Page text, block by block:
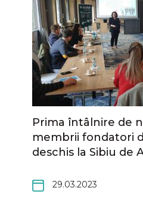
Prima întâlnire de
membrii fondatori
deschis la Sibiu de
29.03.2023